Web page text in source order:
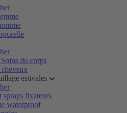
du corps
cheveux
estivales
sprays fixateurs
waterproof